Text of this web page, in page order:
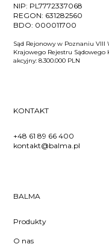
NIP: PL7772337068
REGON: 631282560
BDO: 000011700
Sąd Rejonowy w Poznaniu VIII
Krajowego Rejestru Sądowego
akcyjny: 8.300.000 PLN
KONTAKT
+48 61 89 66 400
kontakt@balma.pl
BALMA
Produkty
O nas